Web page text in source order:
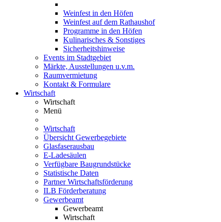
Weinfest in den Höfen
Weinfest auf dem Rathaushof
Programme in den Höfen
Kulinarisches & Sonstiges
Sicherheitshinweise
Events im Stadtgebiet
Märkte, Ausstellungen u.v.m.
Raumvermietung
Kontakt & Formulare
Wirtschaft
Wirtschaft
Menü
Wirtschaft
Übersicht Gewerbegebiete
Glasfaserausbau
E-Ladesäulen
Verfügbare Baugrundstücke
Statistische Daten
Partner Wirtschaftsförderung
ILB Förderberatung
Gewerbeamt
Gewerbeamt
Wirtschaft